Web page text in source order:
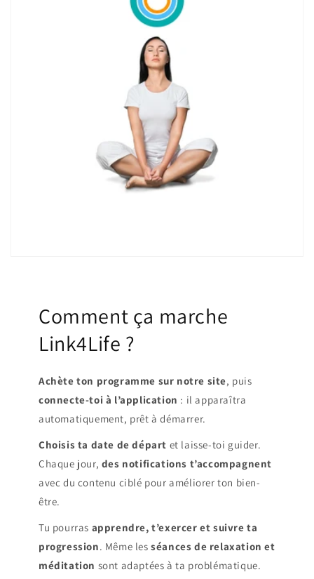
Comment ça marche
Link4Life ?
Achète ton programme sur notre site, puis
connecte-toi à l’application : il apparaîtra
automatiquement, prêt à démarrer.
Choisis ta date de départ et laisse-toi guider.
Chaque jour, des notifications t’accompagnent
avec du contenu ciblé pour améliorer ton bien-
être.
Tu pourras apprendre, t’exercer et suivre ta
progression. Même lesséances de relaxation et
méditation sont adaptées à ta problématique.